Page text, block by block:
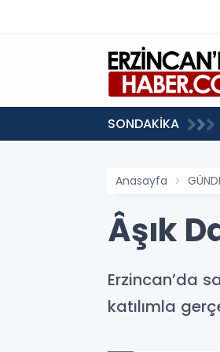
SONDAKİKA
Anasayfa
Âşık
Erzincan’da
katılımla